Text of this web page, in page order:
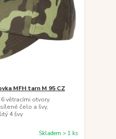
MFH tarn M 95 CZ
větracími otvory.
čelo a švy,
4 švy
Skladem > 1 ks